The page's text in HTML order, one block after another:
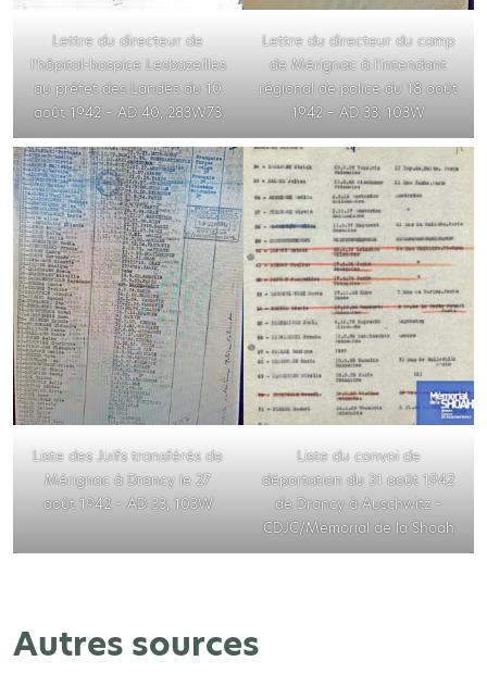
Lettre du directeur de
l’hôpital-hospice Lesbazeilles
au préfet des Landes du 10
août 1942 – AD 40, 283W73
Lettre du directeur du camp
de Mérignac à l’intendant
régional de police du 18 août
1942 – AD 33, 103W
Liste des Juifs transférés de
Mérignac à Drancy le 27
août 1942 – AD 33, 103W
Liste du convoi de
déportation du 31 août 1942
de Drancy à Auschwitz –
CDJC/Mémorial de la Shoah
Autres sources